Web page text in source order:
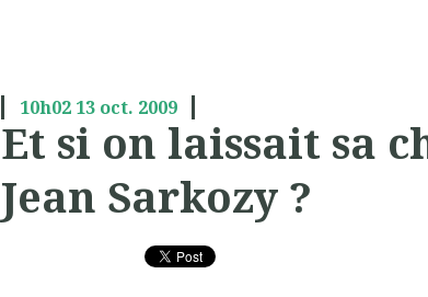
10h02 13 oct. 2009
Et si on laissait sa
Jean Sarkozy ?